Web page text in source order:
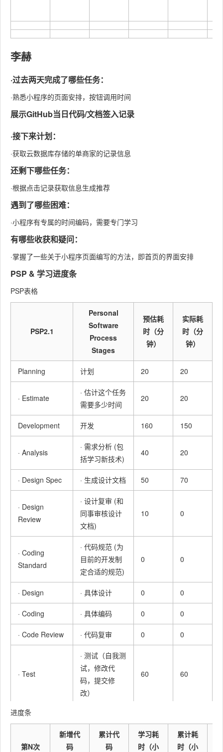
李赫
·过去两天完成了哪些任务：
·熟悉小程序的页面安排，按钮调用时间
展示GitHub当日代码/文档签入记录
·接下来计划：
·获取云数据库存储的单商家的记录信息
还剩下哪些任务：
·根据点击记录获取信息生成推荐
遇到了哪些困难：
·小程序有专属的时间编码，需要专门学习
有哪些收获和疑问：
·掌握了一些关于小程序页面编写的方法，即首页的界面安排
PSP & 学习进度条
PSP表格
PSP2.1
Personal
Software
Process
Stages
预估耗
时（分
钟）
实际耗
时（分
钟）
Planning 计划 20 20
· Estimate
· 估计这个任务
需要多少时间
20 20
Development 开发 160 150
· Analysis
· 需求分析 (包
括学习新技术)
40 20
· Design Spec · 生成设计文档 50 70
· Design
Review
· 设计复审 (和
同事审核设计
文档)
10 0
· Coding
Standard
· 代码规范 (为
目前的开发制
定合适的规范)
0 0
· Design · 具体设计 0 0
· Coding · 具体编码 0 0
· Code Review · 代码复审 0 0
· Test
· 测试（自我测
试，修改代
码，提交修
改）
60 60
Reporting
· 测试报告 0 0
进度条
第N次
新增代
码
累计代
码
学习耗
时（小
累计耗
时（小